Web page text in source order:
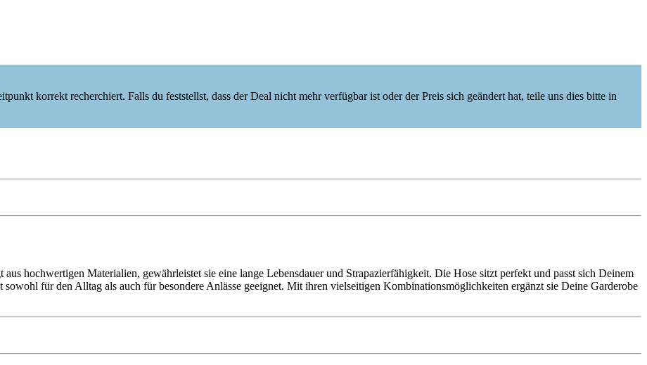
korrekt recherchiert. Falls du feststellst, dass der Deal nicht mehr verfügbar ist oder der Preis sich geändert hat, teile uns dies bitte in
hochwertigen Materialien, gewährleistet sie eine lange Lebensdauer und Strapazierfähigkeit. Die Hose sitzt perfekt und passt sich Deinem
für den Alltag als auch für besondere Anlässe geeignet. Mit ihren vielseitigen Kombinationsmöglichkeiten ergänzt sie Deine Garderobe